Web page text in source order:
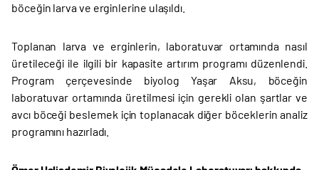
böceğin larva ve erginlerine ulaşıldı.
Toplanan larva ve erginlerin, laboratuvar ortamında nasıl
üretileceği ile ilgili bir kapasite artırım programı düzenlendi.
Program çerçevesinde biyolog Yaşar Aksu, böceğin
laboratuvar ortamında üretilmesi için gerekli olan şartlar ve
avcı böceği beslemek için toplanacak diğer böceklerin analiz
programını hazırladı.